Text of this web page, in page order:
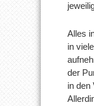
Alles
in
der
in den